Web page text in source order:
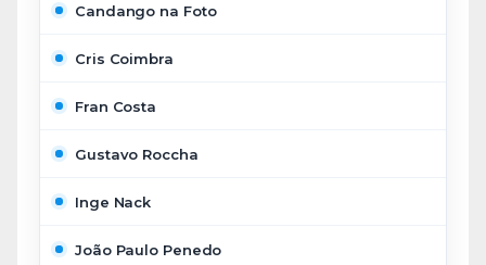
Candango na Foto
Cris Coimbra
Fran Costa
Gustavo Roccha
Inge Nack
João Paulo Penedo